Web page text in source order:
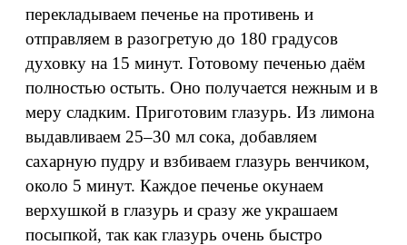
перекладываем печенье на противень и
отправляем в разогретую до 180 градусов
духовку на 15 минут. Готовому печенью даём
полностью остыть. Оно получается нежным и в
меру сладким. Приготовим глазурь. Из лимона
выдавливаем 25–30 мл сока, добавляем
сахарную пудру и взбиваем глазурь венчиком,
около 5 минут. Каждое печенье окунаем
верхушкой в глазурь и сразу же украшаем
посыпкой, так как глазурь очень быстро